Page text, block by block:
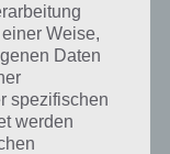
4-Stunden-Box.
beginnt erst
sich
benötigst.
Weise,
Daten
spezifischen
werden